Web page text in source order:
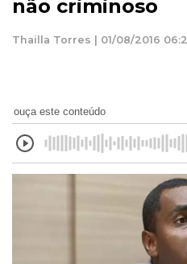
não criminoso
Thailla Torres | 01/08/2016
ouça este conteúdo